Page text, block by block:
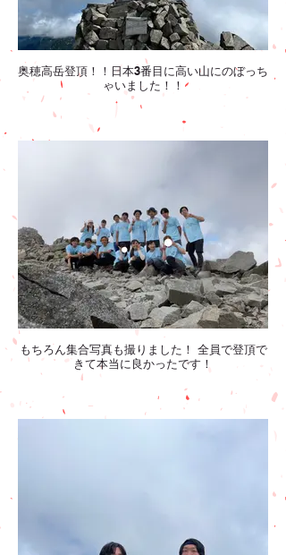
奥穂高岳登頂！！日本3番目に高い山にのぼっち
ゃいました！！
もちろん集合写真も撮りました！ 全員で登頂で
きて本当に良かったです！